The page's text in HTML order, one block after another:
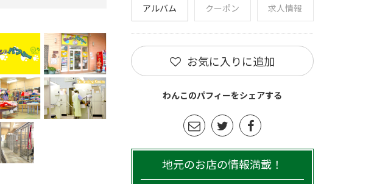
アルバム クーポン 求人情報
お気に入りに追加
わんこのパフィーをシェアする
地元のお店の情報満載！